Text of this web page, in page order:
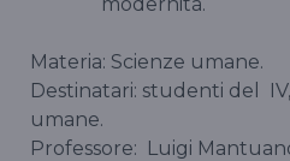
Materia: Scienze umane.
Destinatari: studenti del
umane.
Professore: Luigi